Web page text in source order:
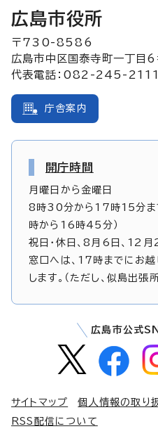
広島市役所
〒730-8586
広島市中区国泰寺町一丁目
代表電話：082-245-2111
庁舎案内
開庁時間
月曜日から金曜日
8時30分から17時15分ま
時から16時45分）
祝日・休日、8月6日、12
窓口へは、17時までにお
します。（ただし、似島出
広島市公式
サイトマップ 個人情報の取り
RSS配信について